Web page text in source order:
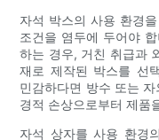
자석 박스의 사용 환경
조건을 염두에 두어야
하는 경우, 거친 취급과
재로 제작된 박스를 선
민감하다면 방수 또는
경적 손상으로부터 제품
자석 상자를 사용 환경